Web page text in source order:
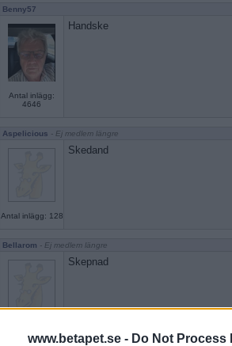
www.betapet.se - Do Not Process
Benny57
Antal inlägg:
4646
Handske
Aspelicious - Ej medlem längre
Antal inlägg: 128
Skedand
Bellarom - Ej medlem längre
4220
Skepnad